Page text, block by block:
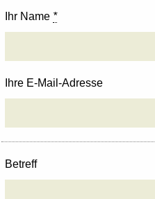
Ihr Name *
Ihre E-Mail-Adresse
Betreff